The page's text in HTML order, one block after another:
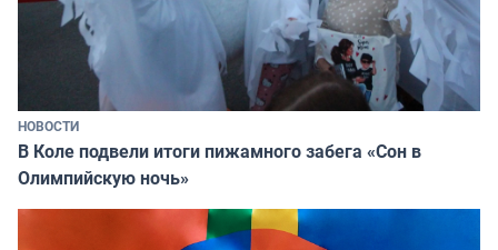
НОВОСТИ
В Коле подвели итоги пижамного забега «Сон в
Олимпийскую ночь»